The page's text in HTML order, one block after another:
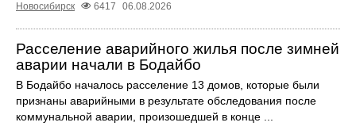
Новосибирск
6417 06.08.2026
Расселение аварийного жилья после зимней
аварии начали в Бодайбо
В Бодайбо началось расселение 13 домов, которые были
признаны аварийными в результате обследования после
коммунальной аварии, произошедшей в конце ...